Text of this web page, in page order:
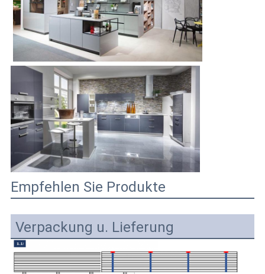
Empfehlen Sie Produkte
Verpackung u. Lieferung